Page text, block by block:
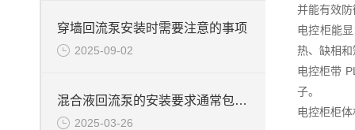
穿墙回流泵安装时需要注意的事项
2025-09-02
混合液回流泵的安装要求通常包括以下几个方面
2025-03-26
并能有效
电控柜能
热、缺相
电控柜带
子。
电控柜柜